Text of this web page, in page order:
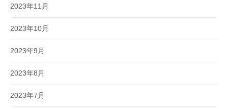
2023年11月
2023年10月
2023年9月
2023年8月
2023年7月